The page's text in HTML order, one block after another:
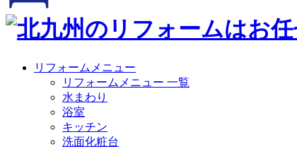
リフォームメニュー
リフォームメニュー 一覧
水まわり
浴室
キッチン
洗面化粧台